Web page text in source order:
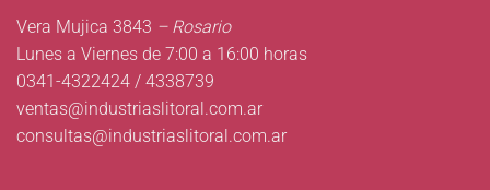
Vera Mujica 3843 – Rosario
Lunes a Viernes de 7:00 a 16:00 horas
0341-4322424 / 4338739
ventas@industriaslitoral.com.ar
consultas@industriaslitoral.com.ar